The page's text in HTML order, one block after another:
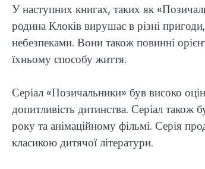
У наступних книгах, таких як
родина Клоків вирушає в різні
небезпеками. Вони також повинні
їхньому способу життя.
Серіал «Позичальники» був високо
допитливість дитинства. Серіал також
року та анімаційному фільмі. Серія
класикою дитячої літератури.